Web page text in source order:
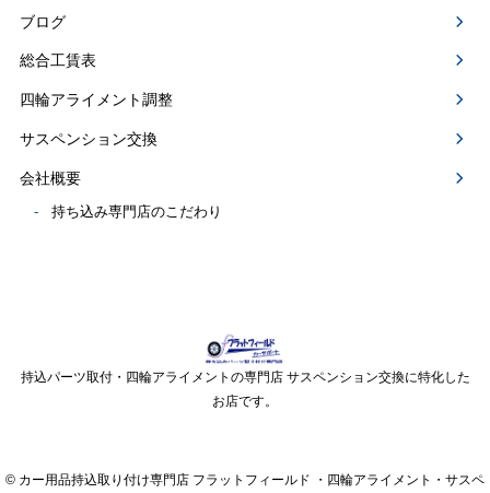
ブログ
総合工賃表
四輪アライメント調整
サスペンション交換
会社概要
持ち込み専門店のこだわり
持込パーツ取付・四輪アライメントの専門店 サスペンション交換に特化した
お店です。
© カー用品持込取り付け専門店 フラットフィールド ・四輪アライメント・サスペ